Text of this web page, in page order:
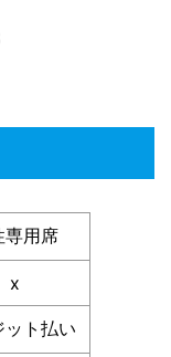
専用席
x
ット払い